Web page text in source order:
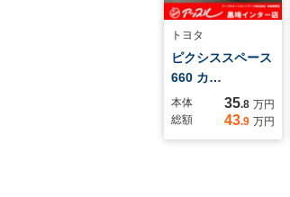
トヨタ
ピクシススペース
660 カ…
本体 35.8 万円
総額
43.9 万円